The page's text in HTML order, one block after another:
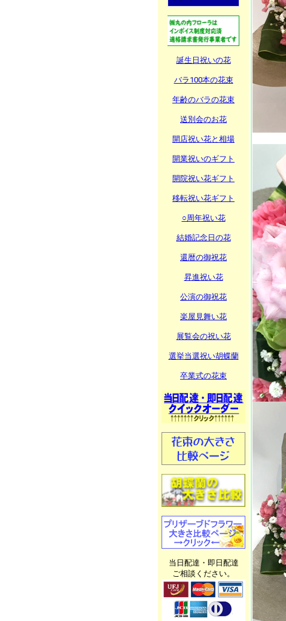
誕生日祝いの花
バラ100本の花束
年齢のバラの花束
送別会のお花
開店祝い花と相場
開業祝いのギフト
開院祝い花ギフト
移転祝い花ギフト
○周年祝い花
結婚記念日の花
還暦の御祝花
昇進祝い花
公演の御祝花
楽屋見舞い花
展覧会の祝い花
選挙当選祝い胡蝶蘭
卒業式の花束
当日配達・即日配達
ご相談ください。